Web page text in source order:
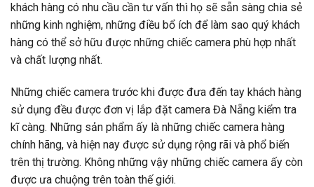
khách hàng có nhu cầu cần tư vấn thì họ sẽ sẵn sàng chia sẻ
những kinh nghiệm, những điều bổ ích để làm sao quý khách
hàng có thể sở hữu được những chiếc camera phù hợp nhất
và chất lượng nhất.
Những chiếc camera trước khi được đưa đến tay khách hàng
sử dụng đều được đơn vị lắp đặt camera Đà Nẵng kiểm tra
kĩ càng. Những sản phẩm ấy là những chiếc camera hàng
chính hãng, và hiện nay được sử dụng rộng rãi và phổ biến
trên thị trường. Không những vậy những chiếc camera ấy còn
được ưa chuộng trên toàn thế giới.